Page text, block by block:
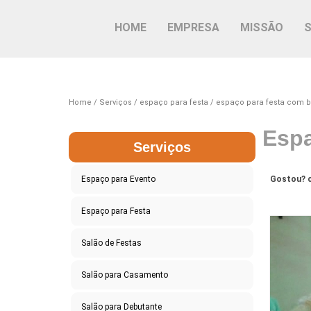
HOME EMPRESA MISSÃO
Home Serviços espaço para festa espaço para festa com
Serviços
Espaço para Evento
Espaço para Festa
Salão de Festas
Salão para Casamento
Salão para Debutante
Gostou?